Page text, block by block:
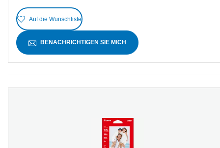
Auf die Wunschliste
BENACHRICHTIGEN SIE MICH